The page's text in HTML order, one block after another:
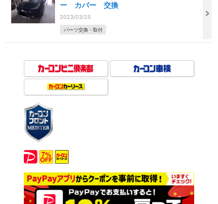
ー カバー 交換
2023/03/25
パーツ交換・取付